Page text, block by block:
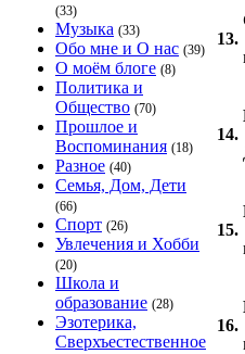
(33)
Музыка (33)
Обо мне и О нас (39)
О моём блоге (8)
Политика и
Общество (70)
Прошлое и
Воспоминания (18)
Разное (40)
Семья, Дом, Дети
(66)
Спорт (26)
Увлечения и Хобби
(20)
Школа и
образование (28)
Эзотерика,
Сверхъестественное
13.
14.
15.
16.